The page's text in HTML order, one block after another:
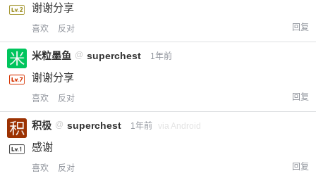
谢谢分享
喜欢 反对 回复
米粒墨鱼 @ superchest 1年前
谢谢分享
喜欢 反对 回复
积极 @ superchest 1年前 via Android
感谢
喜欢 反对 回复